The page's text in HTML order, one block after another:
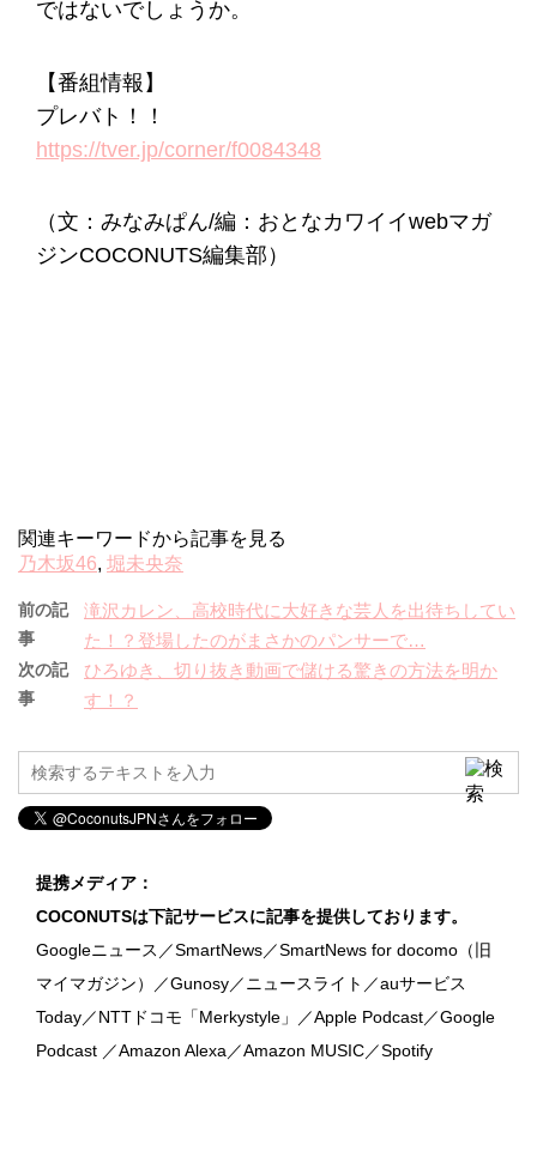
ではないでしょうか。
【番組情報】
プレバト！！
https://tver.jp/corner/f0084348
（文：みなみぱん/編：おとなカワイイwebマガ
ジンCOCONUTS編集部）
関連キーワードから記事を見る
乃木坂46, 堀未央奈
前の記
事
滝沢カレン、高校時代に大好きな芸人を出待ちしてい
た！？登場したのがまさかのパンサーで…
次の記
事
ひろゆき、切り抜き動画で儲ける驚きの方法を明か
す！？
提携メディア：
COCONUTSは下記サービスに記事を提供しております。
Googleニュース／SmartNews／SmartNews for docomo（旧
マイマガジン）／Gunosy／ニュースライト／auサービス
Today／NTTドコモ「Merkystyle」／Apple Podcast／Google
Podcast ／Amazon Alexa／Amazon MUSIC／Spotify